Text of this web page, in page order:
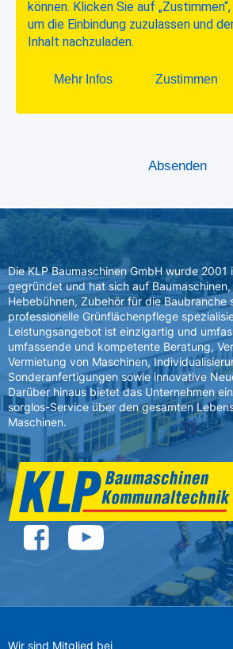
Die KLP Baumaschinen GmbH wurde 2001
gegründet und hat sich auf Baumaschinen,
Hebebühnen, Zubehör für die Baubranche
professionelle Grünflächenpflege
Leistungsangebot ist einzigartig und
umfassende und kompetente Beratung,
Vermietung von Maschinen,
Sonderanfertigungen sowie innovative
Darüber hinaus bietet das Unternehmen
sorglos-Service über den gesamten
Maschinen.
Wir sind Mitglied bei